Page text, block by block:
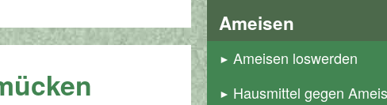
Ameisen
Ameisen loswerden
Hausmittel gegen